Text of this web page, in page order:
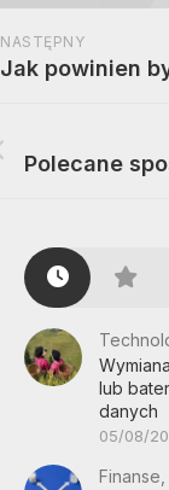
NASTĘPNY
lub
danych
05/08/